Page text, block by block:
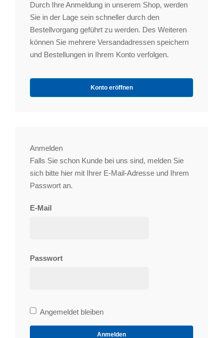
Durch Ihre Anmeldung in unserem Shop, werden
Sie in der Lage sein schneller durch den
Bestellvorgang geführt zu werden. Des Weiteren
können Sie mehrere Versandadressen speichern
und Bestellungen in Ihrem Konto verfolgen.
Konto eröffnen
Anmelden
Falls Sie schon Kunde bei uns sind, melden Sie
sich bitte hier mit Ihrer E-Mail-Adresse und Ihrem
Passwort an.
E-Mail
Passwort
Bleibe
angemeldet
Angemeldet bleiben
Anmelden